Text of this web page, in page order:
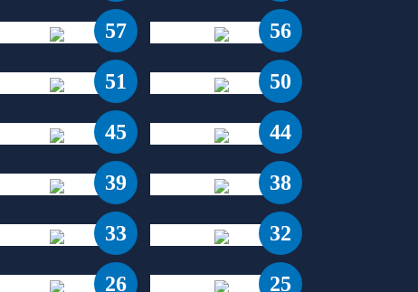
57 56
51 50
45 44
39 38
33 32
26 25